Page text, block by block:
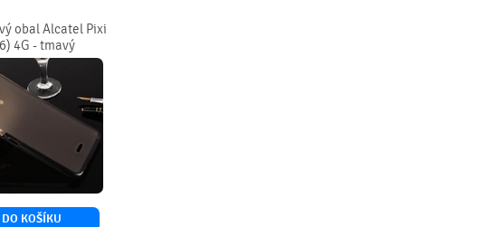
obal Alcatel Pixi
4G - tmavý
DO KOŠÍKU